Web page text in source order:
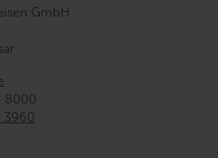
GmbH
8000
3960